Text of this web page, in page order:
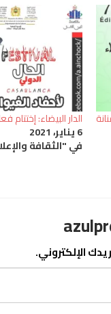
الدار البيضاء: إختتام
6 يناير، 2021
في "الثقافة
الإلكتروني.